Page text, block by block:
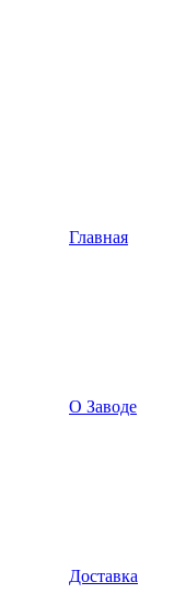
Главная
О Заводе
Доставка